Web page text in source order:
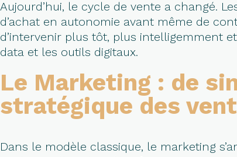
Aujourd’hui, le cycle de vente a changé.
d’achat en autonomie avant même de
d’intervenir plus tôt, plus intelligemment
data et les outils digitaux.
Le Marketing : de
stratégique des
Dans le modèle classique, le marketing